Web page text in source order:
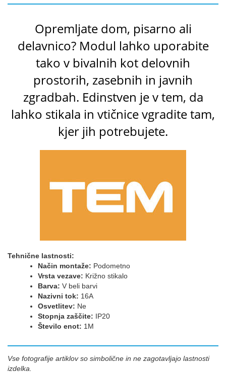
Opremljate dom, pisarno ali
delavnico? Modul lahko uporabite
tako v bivalnih kot delovnih
prostorih, zasebnih in javnih
zgradbah. Edinstven je v tem, da
lahko stikala in vtičnice vgradite tam,
kjer jih potrebujete.
Tehnične lastnosti:
Način montaže: Podometno
Vrsta vezave: Križno stikalo
Barva: V beli barvi
Nazivni tok: 16A
Osvetlitev: Ne
Stopnja zaščite: IP20
Število enot: 1M
Vse fotografije artiklov so simbolične in ne zagotavljajo lastnosti
izdelka.